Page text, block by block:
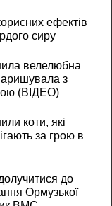
ефектів
сиру
велелюбна
з
(ВІДЕО)
коти, які
за грою в
до
Ормузької